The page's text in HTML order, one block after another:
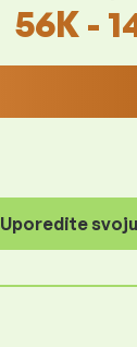
56K -
Uporedite